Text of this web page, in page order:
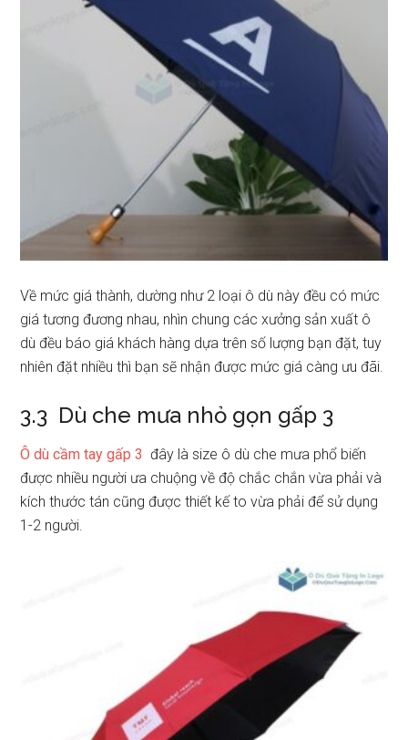
Về mức giá thành, dường như 2 loại ô dù này đều có mức
giá tương đương nhau, nhìn chung các xưởng sản xuất ô
dù đều báo giá khách hàng dựa trên số lượng bạn đặt, tuy
nhiên đặt nhiều thì bạn sẽ nhận được mức giá càng ưu đãi.
3.3 Dù che mưa nhỏ gọn gấp 3
Ô dù cầm tay gấp 3 đây là size ô dù che mưa phổ biến
được nhiều người ưa chuộng về độ chắc chắn vừa phải và
kích thước tán cũng được thiết kế to vừa phải để sử dụng
1-2 người.